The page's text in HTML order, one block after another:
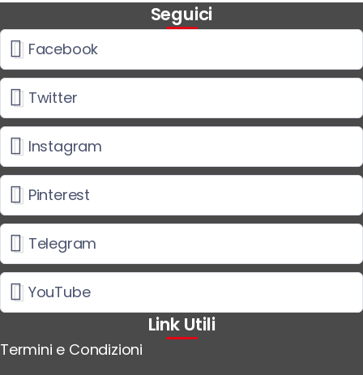
Seguici
Facebook
Twitter
Instagram
Pinterest
Telegram
YouTube
Link Utili
Termini e Condizioni